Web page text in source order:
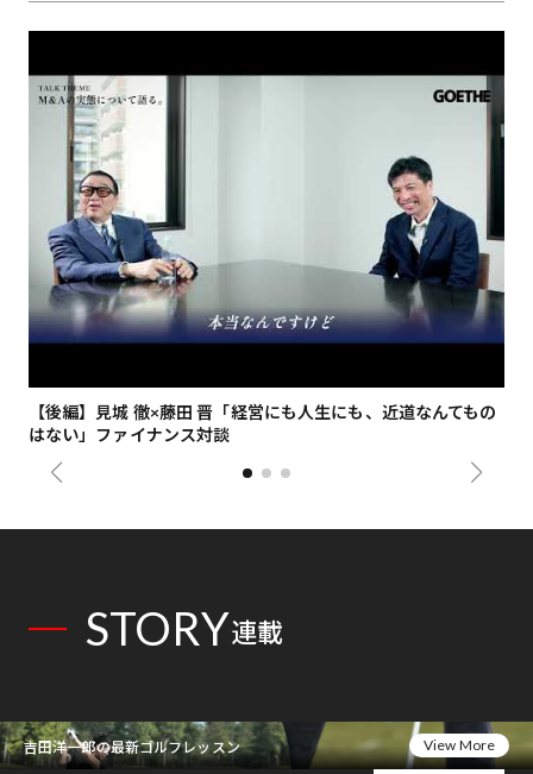
【後編】見城 徹×藤田 晋「経営にも人生にも、近道なんてもの
はない」ファイナンス対談
STORY連載
吉田洋一郎の最新ゴルフレッスン
View More